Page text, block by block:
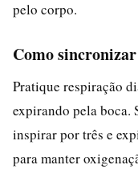
pelo corpo.
Como
Pratique respiração
expirando pela boca.
inspirar por três e
para manter